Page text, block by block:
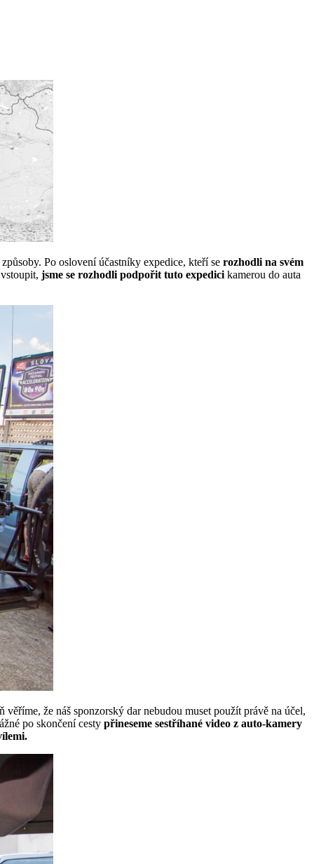
Po oslovení účastníky expedice, kteří se rozhodli na svém
jsme se rozhodli podpořit tuto expedici kamerou do auta
že náš sponzorský dar nebudou muset použít právě na účel,
po skončení cesty přineseme sestříhané video z auto-kamery